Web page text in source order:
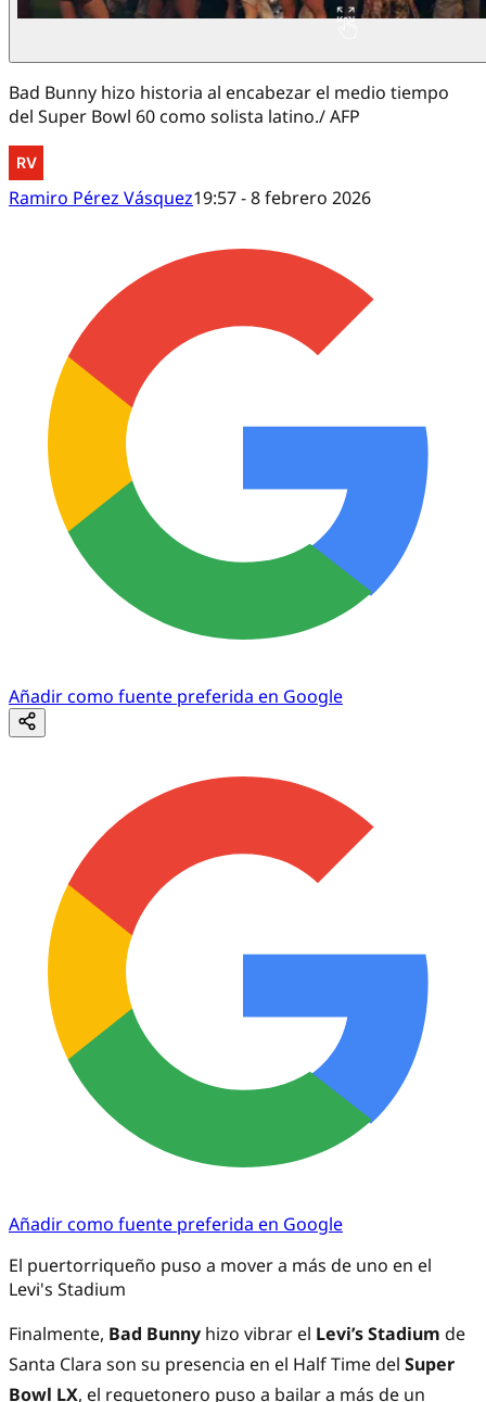
Bad Bunny hizo historia al encabezar el medio tiempo
del Super Bowl 60 como solista latino./ AFP
Ramiro Pérez Vásquez19:57 - 8 febrero 2026
Añadir como fuente preferida en Google
Añadir como fuente preferida en Google
El puertorriqueño puso a mover a más de uno en el
Levi's Stadium
Finalmente, Bad Bunny hizo vibrar el Levi’s Stadium de
Santa Clara son su presencia en el Half Time del Super
Bowl LX, el reguetonero puso a bailar a más de un